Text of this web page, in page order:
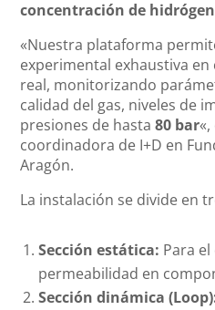
concentración de
«Nuestra plataforma
experimental exhaustiva
real, monitorizando
calidad del gas, niveles de
presiones de hasta80 bar
coordinadora de I+D en
Aragón.
La instalación se divide en
Sección estática: Para
permeabilidad en
Sección dinámica